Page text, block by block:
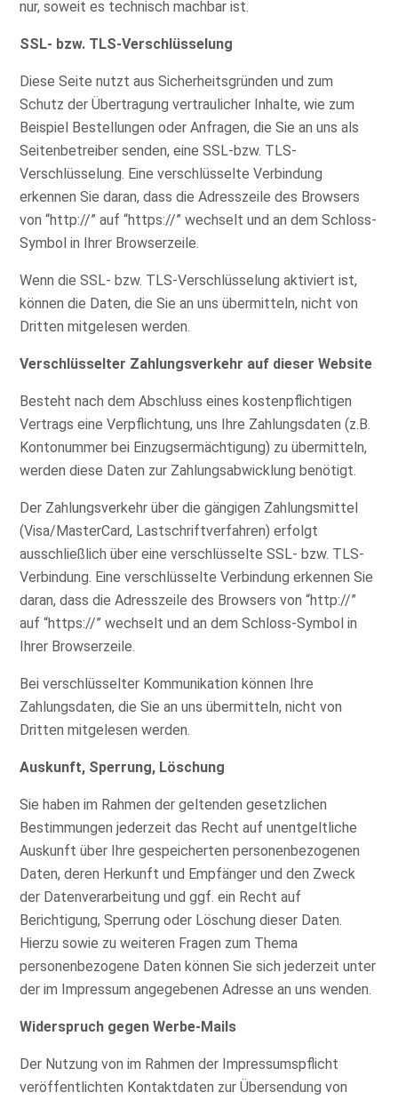
nur, soweit es technisch machbar ist.
SSL- bzw. TLS-Verschlüsselung
Diese Seite nutzt aus Sicherheitsgründen und zum
Schutz der Übertragung vertraulicher Inhalte, wie zum
Beispiel Bestellungen oder Anfragen, die Sie an uns als
Seitenbetreiber senden, eine SSL-bzw. TLS-
Verschlüsselung. Eine verschlüsselte Verbindung
erkennen Sie daran, dass die Adresszeile des Browsers
von “http://” auf “https://” wechselt und an dem Schloss-
Symbol in Ihrer Browserzeile.
Wenn die SSL- bzw. TLS-Verschlüsselung aktiviert ist,
können die Daten, die Sie an uns übermitteln, nicht von
Dritten mitgelesen werden.
Verschlüsselter Zahlungsverkehr auf dieser Website
Besteht nach dem Abschluss eines kostenpflichtigen
Vertrags eine Verpflichtung, uns Ihre Zahlungsdaten (z.B.
Kontonummer bei Einzugsermächtigung) zu übermitteln,
werden diese Daten zur Zahlungsabwicklung benötigt.
Der Zahlungsverkehr über die gängigen Zahlungsmittel
(Visa/MasterCard, Lastschriftverfahren) erfolgt
ausschließlich über eine verschlüsselte SSL- bzw. TLS-
Verbindung. Eine verschlüsselte Verbindung erkennen Sie
daran, dass die Adresszeile des Browsers von “http://”
auf “https://” wechselt und an dem Schloss-Symbol in
Ihrer Browserzeile.
Bei verschlüsselter Kommunikation können Ihre
Zahlungsdaten, die Sie an uns übermitteln, nicht von
Dritten mitgelesen werden.
Auskunft, Sperrung, Löschung
Sie haben im Rahmen der geltenden gesetzlichen
Bestimmungen jederzeit das Recht auf unentgeltliche
Auskunft über Ihre gespeicherten personenbezogenen
Daten, deren Herkunft und Empfänger und den Zweck
der Datenverarbeitung und ggf. ein Recht auf
Berichtigung, Sperrung oder Löschung dieser Daten.
Hierzu sowie zu weiteren Fragen zum Thema
personenbezogene Daten können Sie sich jederzeit unter
der im Impressum angegebenen Adresse an uns wenden.
Widerspruch gegen Werbe-Mails
Der Nutzung von im Rahmen der Impressumspflicht
veröffentlichten Kontaktdaten zur Übersendung von